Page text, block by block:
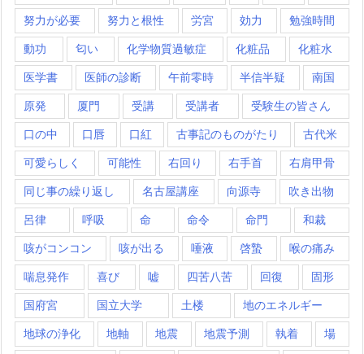
努力が必要 努力と根性 労宮 効力 勉強時間
動功 匂い 化学物質過敏症 化粧品 化粧水
医学書 医師の診断 午前零時 半信半疑 南国
原発 厦門 受講 受講者 受験生の皆さん
口の中 口唇 口紅 古事記のものがたり 古代米
可愛らしく 可能性 右回り 右手首 右肩甲骨
同じ事の繰り返し 名古屋講座 向源寺 吹き出物
呂律 呼吸 命 命令 命門 和裁
咳がコンコン 咳が出る 唾液 啓蟄 喉の痛み
喘息発作 喜び 嘘 四苦八苦 回復 固形
国府宮 国立大学 土楼 地のエネルギー
地球の浄化 地軸 地震 地震予測 執着 場